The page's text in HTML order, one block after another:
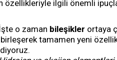
özellikleriyle ilgili önemli
o zaman bileşikler ortaya
tamamen yeni